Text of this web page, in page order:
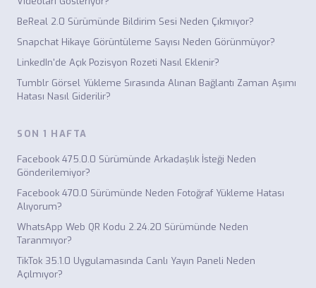
BeReal 2.0 Sürümünde Bildirim Sesi Neden Çıkmıyor?
Snapchat Hikaye Görüntüleme Sayısı Neden Görünmüyor?
LinkedIn'de Açık Pozisyon Rozeti Nasıl Eklenir?
Tumblr Görsel Yükleme Sırasında Alınan Bağlantı Zaman Aşımı
Hatası Nasıl Giderilir?
SON 1 HAFTA
Facebook 475.0.0 Sürümünde Arkadaşlık İsteği Neden
Gönderilemiyor?
Facebook 470.0 Sürümünde Neden Fotoğraf Yükleme Hatası
Alıyorum?
WhatsApp Web QR Kodu 2.24.20 Sürümünde Neden
Taranmıyor?
TikTok 35.1.0 Uygulamasında Canlı Yayın Paneli Neden
Açılmıyor?